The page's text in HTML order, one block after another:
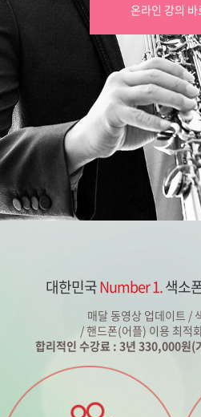
온라인 강의 바
대한민국Number 1.색소
매달 동영상 업데이트 /
/ 핸드폰(어플) 이용 최적
합리적인 수강료 : 3년 330,000원(